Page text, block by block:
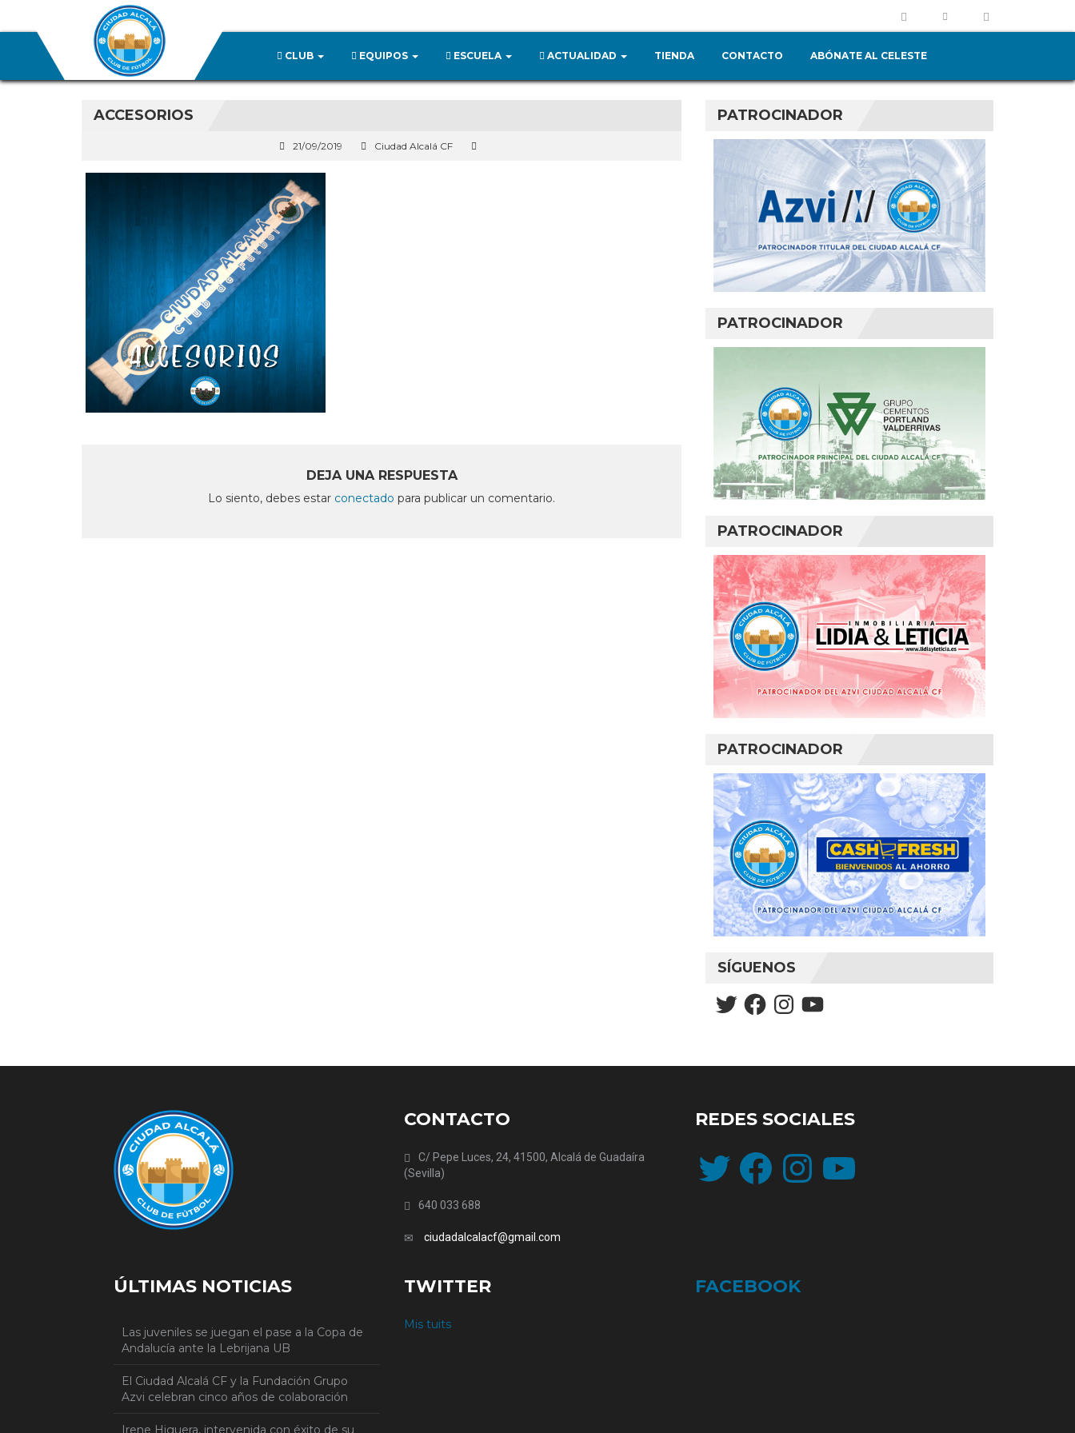
CLUB EQUIPOS ESCUELA ACTUALIDAD TIENDA CONTACTO ABÓNATE AL CELESTE
ACCESORIOS
21/09/2019 Ciudad Alcalá CF
DEJA UNA RESPUESTA
Lo siento, debes estar conectado para publicar un comentario.
PATROCINADOR
PATROCINADOR
PATROCINADOR
PATROCINADOR
SÍGUENOS
TwitterFacebookInstagramYouTube
CONTACTO
C/ Pepe Luces, 24, 41500, Alcalá de Guadaíra
(Sevilla)
640 033 688
ciudadalcalacf@gmail.com
REDES SOCIALES
Twitter FacebookInstagramYouTube
ÚLTIMAS NOTICIAS
Las juveniles se juegan el pase a la Copa de
Andalucía ante la Lebrijana UB
El Ciudad Alcalá CF y la Fundación Grupo
Azvi celebran cinco años de colaboración
TWITTER
Mis tuits
FACEBOOK